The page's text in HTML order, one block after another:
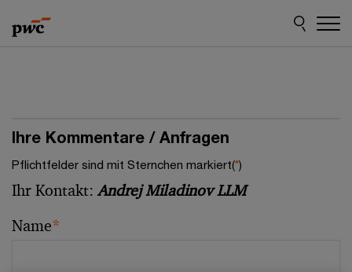
to
content
to
footer
Ihre Kommentare / Anfragen
Pflichtfelder sind mit Sternchen markiert(*)
Ihr Kontakt: Andrej Miladinov LLM
Name*